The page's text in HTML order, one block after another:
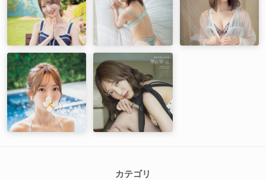
カテゴリ